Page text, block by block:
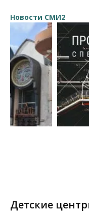
Новости СМИ2
Детские